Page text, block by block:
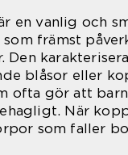
en vanlig och
främst
Den
blåsor eller
ofta gör att
När
som faller